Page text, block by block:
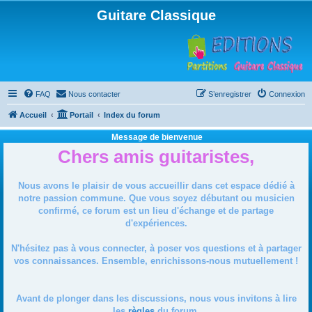
Guitare Classique
FAQ Nous contacter Connexion
S’enregistrer
Accueil Portail Index du forum
Message de bienvenue
Chers amis guitaristes,
Nous avons le plaisir de vous accueillir dans cet espace dédié à
notre passion commune. Que vous soyez débutant ou musicien
confirmé, ce forum est un lieu d'échange et de partage
d'expériences.
N'hésitez pas à vous connecter, à poser vos questions et à partager
vos connaissances. Ensemble, enrichissons-nous mutuellement !
Avant de plonger dans les discussions, nous vous invitons à lire